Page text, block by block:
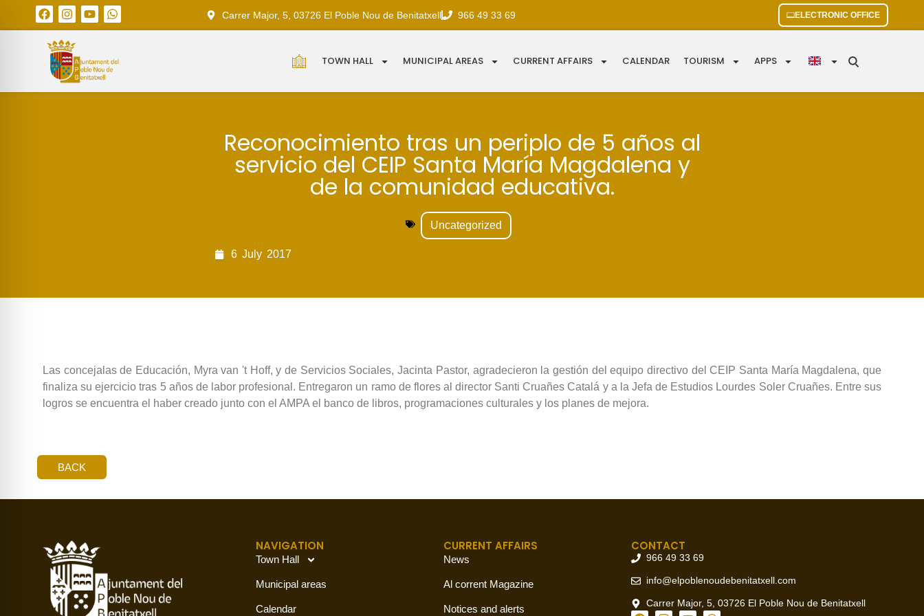
Carrer Major, 5, 03726 El Poble Nou de Benitatxell 966 49 33 69 ELECTRONIC OFFICE
TOWN HALL MUNICIPAL AREAS CURRENT AFFAIRS CALENDAR TOURISM APPS
Reconocimiento tras un periplo de 5 años al
servicio del CEIP Santa María Magdalena y
de la comunidad educativa.
Uncategorized
6 July 2017
Las concejalas de Educación, Myra van 't Hoff, y de Servicios Sociales, Jacinta Pastor, agradecieron la gestión del equipo directivo del CEIP Santa María Magdalena, que
finaliza su ejercicio tras 5 años de labor profesional. Entregaron un ramo de flores al director Santi Cruañes Catalá y a la Jefa de Estudios Lourdes Soler Cruañes. Entre sus
logros se encuentra el haber creado junto con el AMPA el banco de libros, programaciones culturales y los planes de mejora.
BACK
NAVIGATION
Town Hall
Municipal areas
Calendar
CURRENT AFFAIRS
News
Al corrent Magazine
Notices and alerts
CONTACT
966 49 33 69
info@elpoblenoudebenitatxell.com
Carrer Major, 5, 03726 El Poble Nou de Benitatxell